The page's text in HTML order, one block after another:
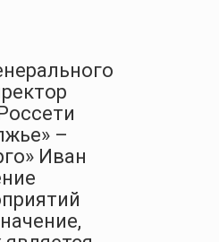
–
Иван